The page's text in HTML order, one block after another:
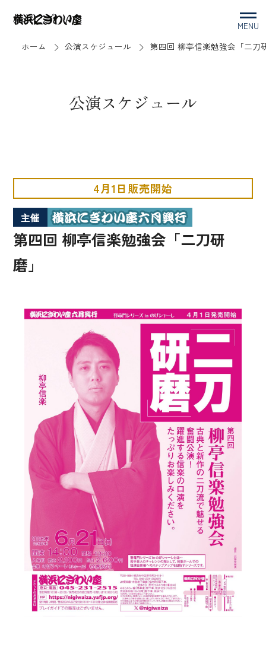
MENU
ホーム
公演スケジュール 第四回 柳亭信楽勉強会「二刀
公演スケジュール
4月1日販売開始
主催
第四回 柳亭信楽勉強会「二刀研
磨」